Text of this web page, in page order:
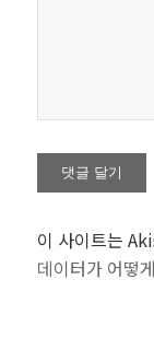
이 사이트는
데이터가 어떻